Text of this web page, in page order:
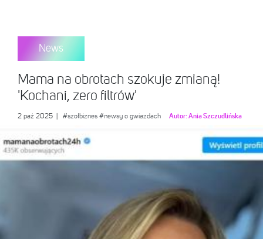
News
Mama na obrotach szokuje zmianą!
'Kochani, zero filtrów'
2 paź 2025 #szołbiznes #newsy o gwiazdach Autor:Ania Szczudlińska